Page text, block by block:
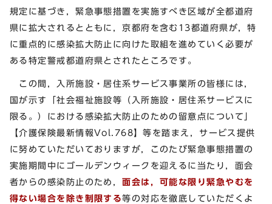
規定に基づき，緊急事態措置を実施すべき区域が全都道府
県に拡大されるとともに，京都府を含む13都道府県が，特
に重点的に感染拡大防止に向けた取組を進めていく必要が
ある特定警戒都道府県とされたところです。
この間，入所施設・居住系サービス事業所の皆様には，
国が示す「社会福祉施設等（入所施設・居住系サービスに
限る。）における感染拡大防止のための留意点について」
【介護保険最新情報Vol.768】等を踏まえ，サービス提供
に努めていただいておりますが，このたび緊急事態措置の
実施期間中にゴールデンウィークを迎えるに当たり，面会
者からの感染防止のため，面会は，可能な限り緊急やむを
得ない場合を除き制限する等の対応を徹底していただくよ